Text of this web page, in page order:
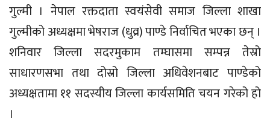
गुल्मी । नेपाल रक्तदाता स्वयंसेवी समाज जिल्ला शाखा
गुल्मीको अध्यक्षमा भेषराज (धुव्र) पाण्डे निर्वाचित भएका छन् ।
शनिवार जिल्ला सदरमुकाम तम्घासमा सम्पन्न तेस्रो
साधारणसभा तथा दोस्रो जिल्ला अधिवेशनबाट पाण्डेको
अध्यक्षतामा ११ सदस्यीय जिल्ला कार्यसमिति चयन गरेको हो
।